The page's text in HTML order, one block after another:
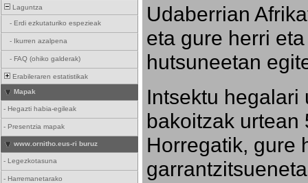
Laguntza
- Erdi ezkutaturiko espezieak
- Ikurren azalpena
- FAQ (ohiko galderak)
Erabileraren estatistikak
Mapak
- Hegazti habia-egileak
- Presentzia mapak
www.ornitho.eus-ri buruz
- Legezkotasuna
- Harremanetarako
Udaberrian
eta gure herri
hutsuneetan
Intsektu hegalari
bakoitzak urtean
Horregatik, gure